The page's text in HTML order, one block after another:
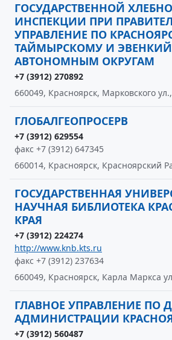
ГОСУДАРСТВЕННОЙ
ИНСПЕКЦИИ ПРИ
УПРАВЛЕНИЕ ПО
ТАЙМЫРСКОМУ И
АВТОНОМНЫМ ОКРУГАМ
+7 (3912) 270892
660049, Красноярск, Марковского
ГЛОБАЛГЕОПРОСЕРВ
+7 (3912) 629554
факс +7 (3912) 647345
660014, Красноярск, Красноярский
ГОСУДАРСТВЕННАЯ
НАУЧНАЯ БИБЛИОТЕКА
КРАЯ
+7 (3912) 224274
http://www.knb.kts.ru
факс +7 (3912) 237634
660049, Красноярск, Карла Маркса
ГЛАВНОЕ УПРАВЛЕНИЕ ПО
АДМИНИСТРАЦИИ
+7 (3912) 560487